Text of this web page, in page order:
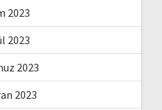
2023
2023
2023
2023